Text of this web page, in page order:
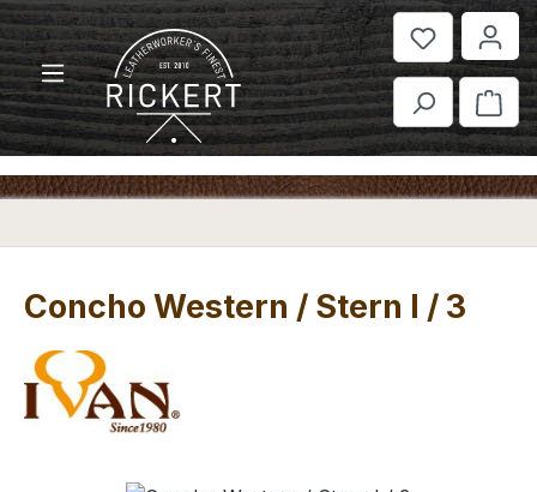
Zum Hauptinhalt springen
Concho Western / Stern I / 3